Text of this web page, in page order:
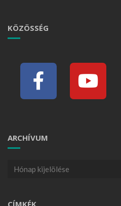
KÖZÖSSÉG
ARCHÍVUM
CÍMKÉK